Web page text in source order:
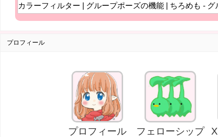
プロフィール
プロフィール フェローシップ